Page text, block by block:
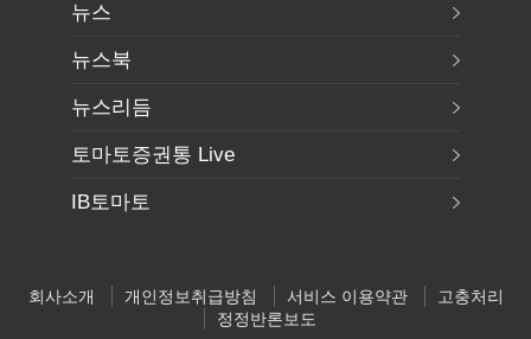
뉴스
뉴스북
뉴스리듬
토마토증권통 Live
IB토마토
회사소개 개인정보취급방침 서비스 이용약관
고충처리
정정반론보도